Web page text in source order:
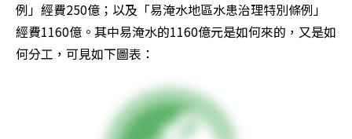
例」經費250億；以及「易淹水地區水患治理特別條例」
經費1160億。其中易淹水的1160億元是如何來的，又是如
何分工，可見如下圖表：